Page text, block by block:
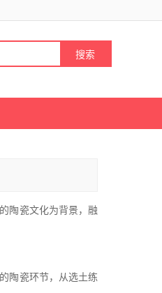
陶瓷文化为背景，融
陶瓷环节，从选土练